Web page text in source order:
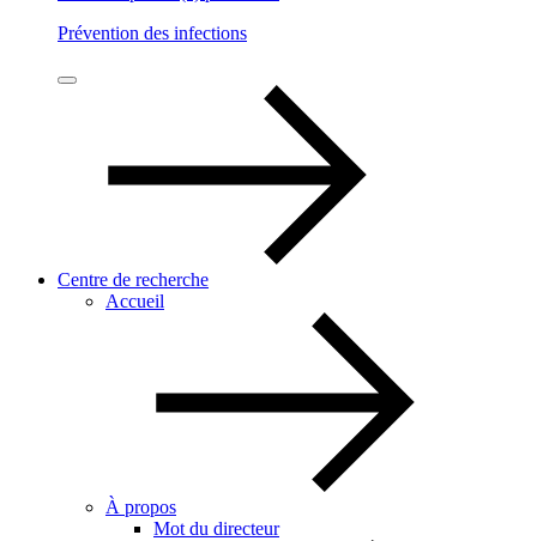
Prévention des infections
Centre de recherche
Accueil
À propos
Mot du directeur